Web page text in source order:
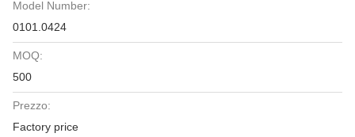
Model Number:
0101.0424
MOQ:
500
Prezzo:
Factory price